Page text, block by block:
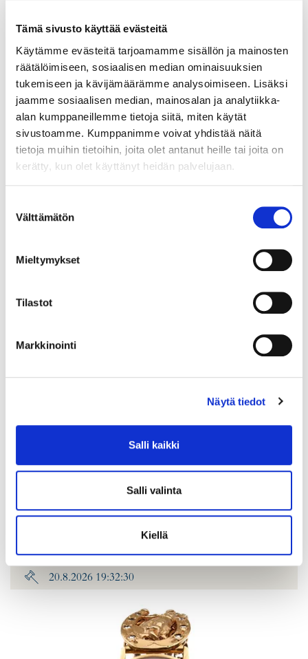
Tämä sivusto käyttää evästeitä
Käytämme evästeitä tarjoamamme sisällön ja mainosten
räätälöimiseen, sosiaalisen median ominaisuuksien
tukemiseen ja kävijämäärämme analysoimiseen. Lisäksi
jaamme sosiaalisen median, mainosalan ja analytiikka-
alan kumppaneillemme tietoja siitä, miten käytät
sivustoamme. Kumppanimme voivat yhdistää näitä
tietoja muihin tietoihin, joita olet antanut heille tai joita on
kerätty, kun olet käyttänyt heidän palvelujaan.
valinta
Välttämätön
Mieltymykset
Tilastot
Markkinointi
Näytä tiedot
Salli kaikki
Salli valinta
Kiellä
Rannekello Casio G-Shock, Mudmaster, GWG-2000, 5678, Ø
50mm, pituus 23cm.
Tarjous
Johtava huuto:adalia
Hakaniemen Pantti
20.8.2026 19:01:30
15mm, 750br kelta-, valko- ja punakultaa, Paino: 11 g
Lähtöhinta:2 200 €
20.8.2026 19:32:30